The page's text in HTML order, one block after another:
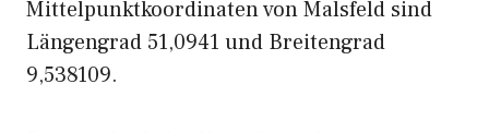
Mittelpunktkoordinaten von Malsfeld sind
Längengrad 51,0941 und Breitengrad
9,538109.